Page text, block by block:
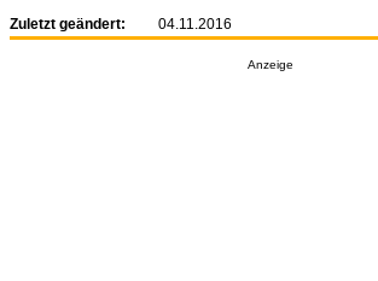
Zuletzt geändert: 04.11.2016
Anzeige